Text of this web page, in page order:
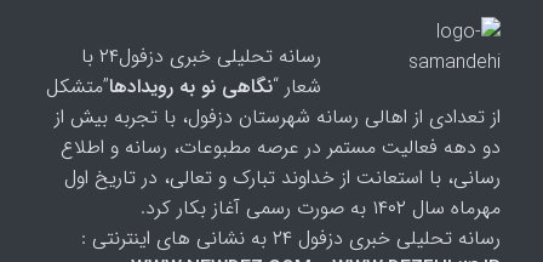
رسانه تحلیلی خبری دزفول۲۴ با
شعار “نگاهی نو به رویدادها”متشکل
از تعدادی از اهالی رسانه شهرستان دزفول، با تجربه بیش از
دو دهه فعالیت مستمر در عرصه مطبوعات، رسانه و اطلاع
رسانی، با استعانت از خداوند تبارک و تعالی، در تاریخ اول
مهرماه سال ۱۴۰۲ به صورت رسمی آغاز بکار کرد.
رسانه تحلیلی خبری دزفول ۲۴ به نشانی های اینترنتی :